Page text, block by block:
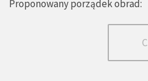
Proponowany porządek obrad: